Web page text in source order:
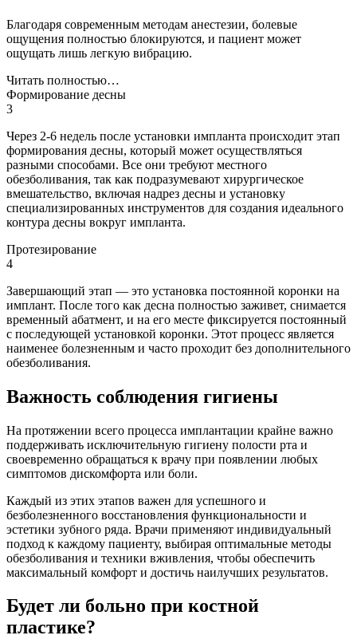
Благодаря современным методам анестезии, болевые
ощущения полностью блокируются, и пациент может
ощущать лишь легкую вибрацию.
Читать полностью…
Формирование десны
3
Через 2-6 недель после установки импланта происходит этап
формирования десны, который может осуществляться
разными способами. Все они требуют местного
обезболивания, так как подразумевают хирургическое
вмешательство, включая надрез десны и установку
специализированных инструментов для создания идеального
контура десны вокруг импланта.
Протезирование
4
Завершающий этап — это установка постоянной коронки на
имплант. После того как десна полностью заживет, снимается
временный абатмент, и на его месте фиксируется постоянный
с последующей установкой коронки. Этот процесс является
наименее болезненным и часто проходит без дополнительного
обезболивания.
Важность соблюдения гигиены
На протяжении всего процесса имплантации крайне важно
поддерживать исключительную гигиену полости рта и
своевременно обращаться к врачу при появлении любых
симптомов дискомфорта или боли.
Каждый из этих этапов важен для успешного и
безболезненного восстановления функциональности и
эстетики зубного ряда. Врачи применяют индивидуальный
подход к каждому пациенту, выбирая оптимальные методы
обезболивания и техники вживления, чтобы обеспечить
максимальный комфорт и достичь наилучших результатов.
Будет ли больно при костной
пластике?